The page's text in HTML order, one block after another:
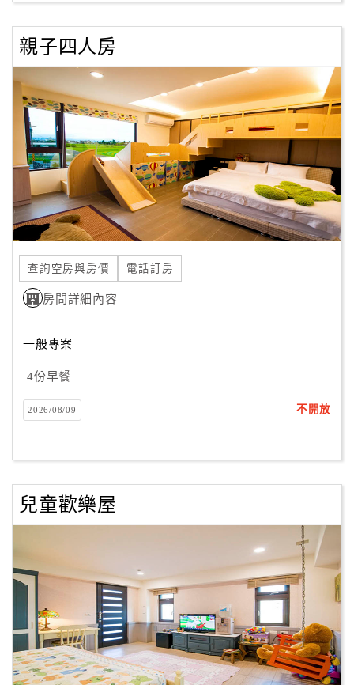
客
服
聯
單
Line
線
上
客
紅
利
查
訂
房
Q&A
旅
卡
款
收
據
親子四人房
查詢空房與房價 電話訂房
房間詳細內容
一般專案
4份早餐
2026/08/09 不開放
兒童歡樂屋